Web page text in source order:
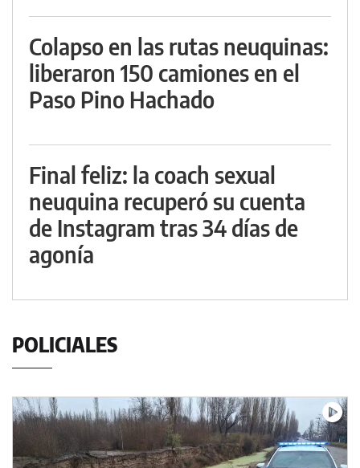
Colapso en las rutas neuquinas:
liberaron 150 camiones en el
Paso Pino Hachado
Final feliz: la coach sexual
neuquina recuperó su cuenta
de Instagram tras 34 días de
agonía
POLICIALES